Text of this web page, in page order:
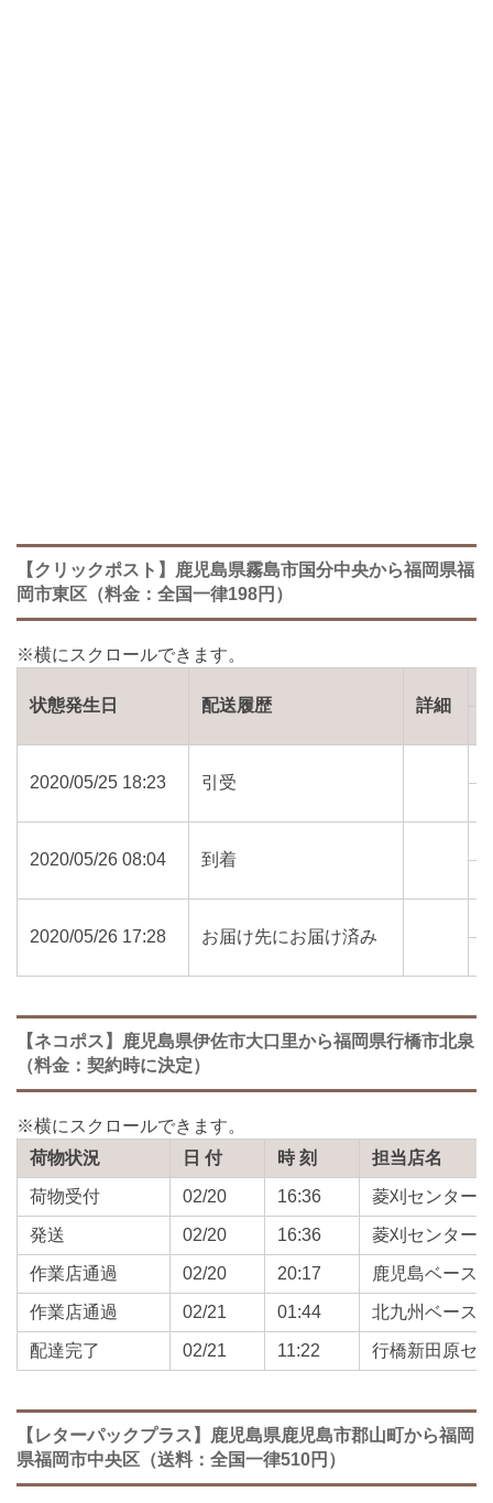
【クリックポスト】鹿児島県霧島市国分中央から福岡県福
岡市東区（料金：全国一律198円）
状態発生日 配送履歴 詳細
2020/05/25 18:23 引受
2020/05/26 08:04 到着
2020/05/26 17:28 お届け先にお届け済み
【ネコポス】鹿児島県伊佐市大口里から福岡県行橋市北泉
（料金：契約時に決定）
荷物状況 日 付 時 刻 担当店名
荷物受付 02/20 16:36 菱刈センター
発送 02/20 16:36 菱刈センター
作業店通過 02/20 20:17 鹿児島ベース
作業店通過 02/21 01:44 北九州ベース
配達完了 02/21 11:22 行橋新田原セ
【レターパックプラス】鹿児島県鹿児島市郡山町から福岡
県福岡市中央区（送料：全国一律510円）